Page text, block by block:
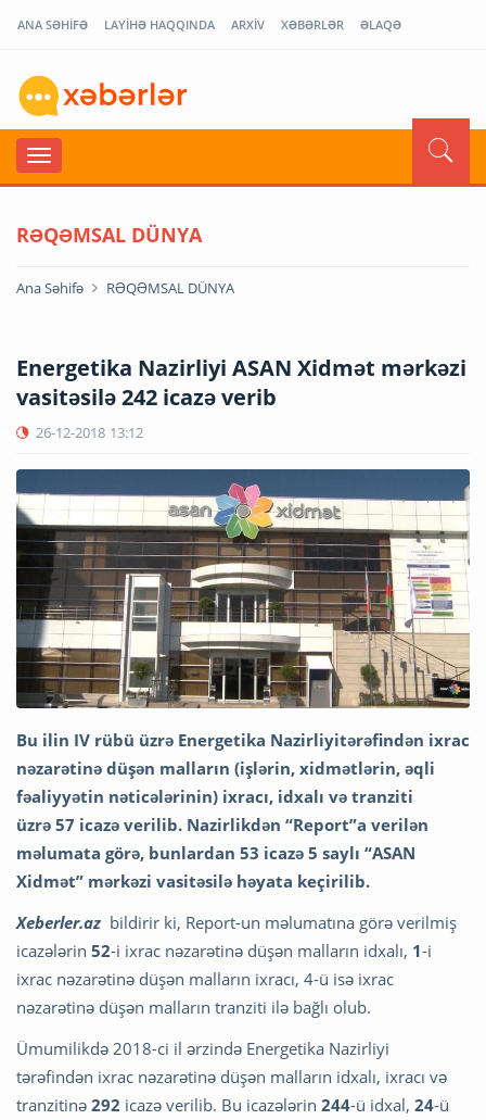
ANA SƏHİFƏ LAYİHƏ HAQQINDA ARXİV XƏBƏRLƏR ƏLAQƏ
RƏQƏMSAL DÜNYA
Ana Səhifə RƏQƏMSAL DÜNYA
Energetika Nazirliyi ASAN Xidmət mərkəzi
vasitəsilə 242 icazə verib
26-12-2018 13:12
Bu ilin IV rübü üzrə Energetika Nazirliyitərəfindən ixrac
nəzarətinə düşən malların (işlərin, xidmətlərin, əqli
fəaliyyətin nəticələrinin) ixracı, idxalı və tranziti
üzrə 57 icazə verilib. Nazirlikdən “Report”a verilən
məlumata görə, bunlardan 53 icazə 5 saylı “ASAN
Xidmət” mərkəzi vasitəsilə həyata keçirilib.
Xeberler.az bildirir ki, Report-un məlumatına görə verilmiş
icazələrin 52-i ixrac nəzarətinə düşən malların idxalı, 1-i
ixrac nəzarətinə düşən malların ixracı, 4-ü isə ixrac
nəzarətinə düşən malların tranziti ilə bağlı olub.
Ümumilikdə 2018-ci il ərzində Energetika Nazirliyi
tərəfindən ixrac nəzarətinə düşən malların idxalı, ixracı və
tranzitinə 292 icazə verilib. Bu icazələrin 244-ü idxal, 24-ü